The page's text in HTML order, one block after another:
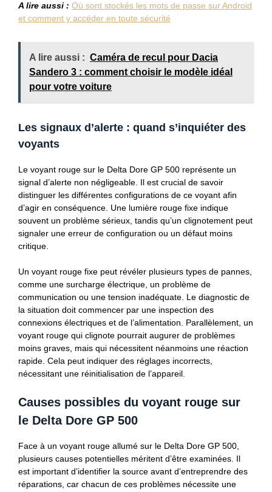
A lire aussi : Où sont stockés les mots de passe sur Android
et comment y accéder en toute sécurité
A lire aussi : Caméra de recul pour Dacia
Sandero 3 : comment choisir le modèle idéal
pour votre voiture
Les signaux d’alerte : quand s’inquiéter des
voyants
Le voyant rouge sur le Delta Dore GP 500 représente un
signal d’alerte non négligeable. Il est crucial de savoir
distinguer les différentes configurations de ce voyant afin
d’agir en conséquence. Une lumière rouge fixe indique
souvent un problème sérieux, tandis qu’un clignotement peut
signaler une erreur de configuration ou un défaut moins
critique.
Un voyant rouge fixe peut révéler plusieurs types de pannes,
comme une surcharge électrique, un problème de
communication ou une tension inadéquate. Le diagnostic de
la situation doit commencer par une inspection des
connexions électriques et de l’alimentation. Parallèlement, un
voyant rouge qui clignote pourrait augurer de problèmes
moins graves, mais qui nécessitent néanmoins une réaction
rapide. Cela peut indiquer des réglages incorrects,
nécessitant une réinitialisation de l’appareil.
Causes possibles du voyant rouge sur
le Delta Dore GP 500
Face à un voyant rouge allumé sur le Delta Dore GP 500,
plusieurs causes potentielles méritent d’être examinées. Il
est important d’identifier la source avant d’entreprendre des
réparations, car chacun de ces problèmes nécessite une